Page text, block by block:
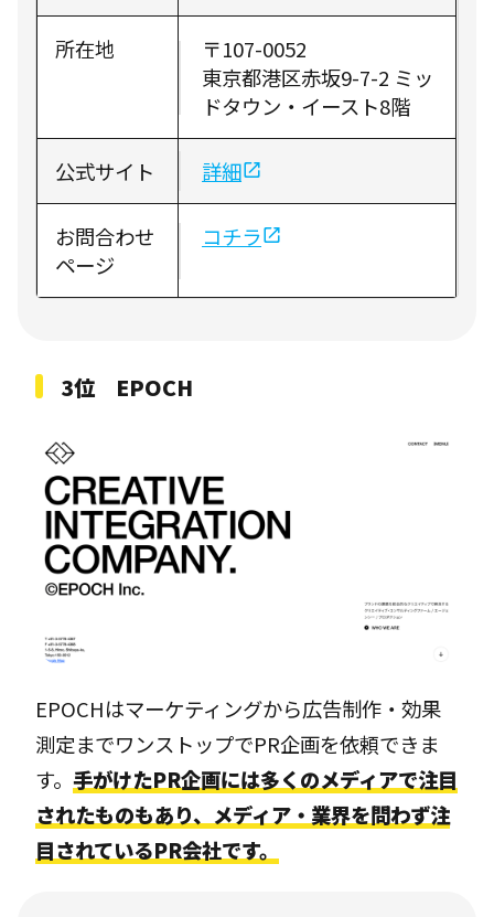
所在地
〒107-0052
東京都港区赤坂9-7-2 ミッ
ドタウン・イースト8階
公式サイト 詳細
お問合わせ
ページ
コチラ
3位 EPOCH
EPOCHはマーケティングから広告制作・効果
測定までワンストップでPR企画を依頼できま
す。手がけたPR企画には多くのメディアで注目
されたものもあり、メディア・業界を問わず注
目されているPR会社です。